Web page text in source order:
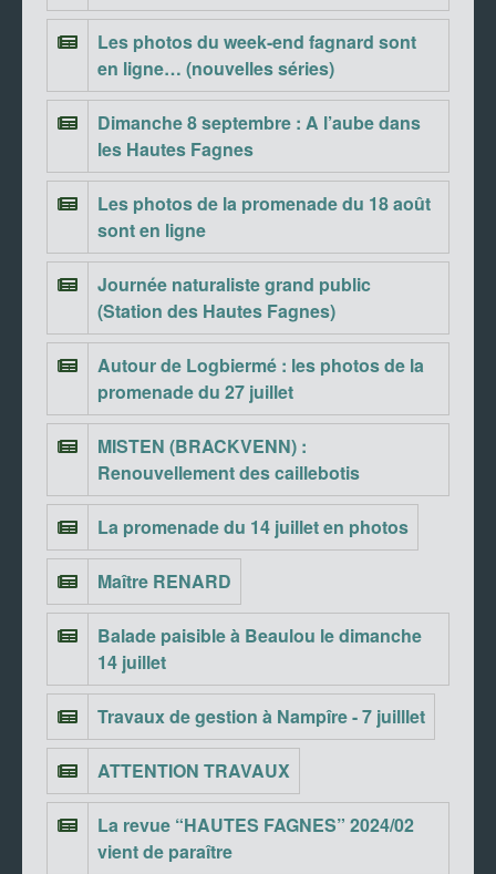
Les photos du week-end fagnard sont
en ligne… (nouvelles séries)
Dimanche 8 septembre : A l’aube dans
les Hautes Fagnes
Les photos de la promenade du 18 août
sont en ligne
Journée naturaliste grand public
(Station des Hautes Fagnes)
Autour de Logbiermé : les photos de la
promenade du 27 juillet
MISTEN (BRACKVENN) :
Renouvellement des caillebotis
La promenade du 14 juillet en photos
Maître RENARD
Balade paisible à Beaulou le dimanche
14 juillet
Travaux de gestion à Nampîre - 7 juilllet
ATTENTION TRAVAUX
La revue “HAUTES FAGNES” 2024/02
vient de paraître